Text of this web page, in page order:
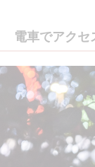
電車でアクセ